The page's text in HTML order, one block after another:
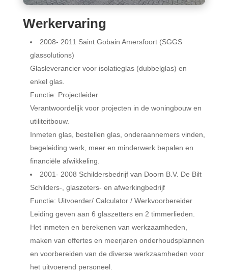
Werkervaring
2008- 2011 Saint Gobain Amersfoort (SGGS
glassolutions)
Glasleverancier voor isolatieglas (dubbelglas) en
enkel glas.
Functie: Projectleider
Verantwoordelijk voor projecten in de woningbouw en
utiliteitbouw.
Inmeten glas, bestellen glas, onderaannemers vinden,
begeleiding werk, meer en minderwerk bepalen en
financiële afwikkeling.
2001- 2008 Schildersbedrijf van Doorn B.V. De Bilt
Schilders-, glaszeters- en afwerkingbedrijf
Functie: Uitvoerder/ Calculator / Werkvoorbereider
Leiding geven aan 6 glaszetters en 2 timmerlieden.
Het inmeten en berekenen van werkzaamheden,
maken van offertes en meerjaren onderhoudsplannen
en voorbereiden van de diverse werkzaamheden voor
het uitvoerend personeel.